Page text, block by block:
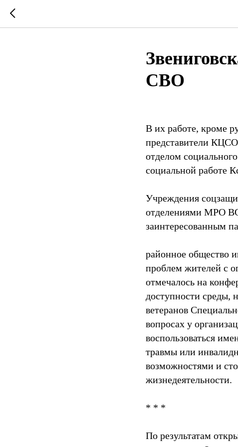
СВО
В их работе, кроме
представители
отделом
социальной работе
Учреждения
отделениями МРО
заинтересованным
районное общество
проблем жителей с
отмечалось на
доступности среды,
ветеранов
вопросах у
воспользоваться
травмы или
возможностями и
жизнедеятельности.
* * *
По результатам